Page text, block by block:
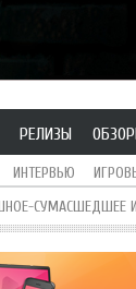
РЕЛИЗЫ
ИНТЕРВЬЮ
СУМАСШЕДШЕЕ